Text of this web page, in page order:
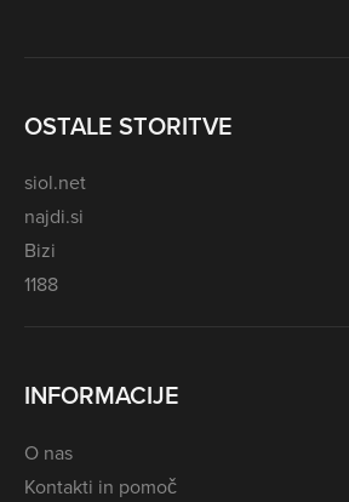
OSTALE STORITVE
siol.net
najdi.si
Bizi
1188
INFORMACIJE
O nas
Kontakti in pomoč